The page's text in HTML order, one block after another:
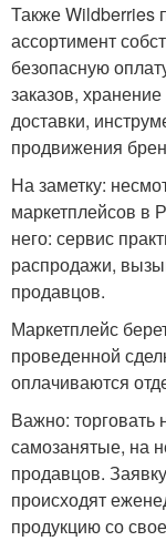
Также Wildberries
ассортимент
безопасную
заказов,
доставки,
продвижения
На заметку:
маркетплейсов в
него: сервис
распродажи,
продавцов.
Маркетплейс
проведенной
оплачиваются
Важно:
самозанятые, на
продавцов.
происходят
продукцию со